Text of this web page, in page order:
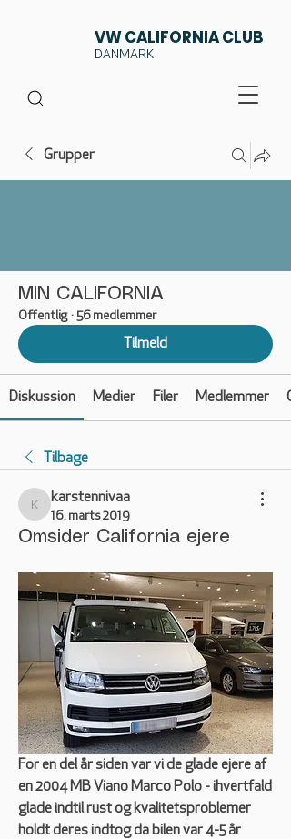
VW CALIFORNIA CLUB
DANMARK
Grupper
MIN CALIFORNIA
Offentlig · 56 medlemmer
Tilmeld
Diskussion Medier Filer Medlemmer
Tilbage
karstennivaa
karstennivaa
16. marts 2019
Omsider California ejere
For en del år siden var vi de glade ejere af
en 2004 MB Viano Marco Polo - ihvertfald
glade indtil rust og kvalitetsproblemer
holdt deres indtog da bilen var 4-5 år